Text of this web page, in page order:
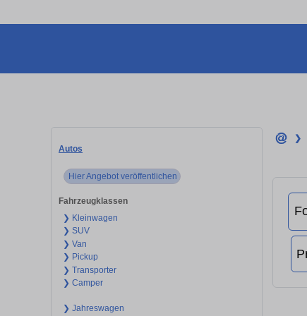
Autos
Hier Angebot veröffentlichen
Fahrzeugklassen
❯ Kleinwagen
❯ SUV
❯ Van
❯ Pickup
❯ Transporter
❯ Camper
❯ Jahreswagen
❯